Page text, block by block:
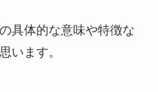
具体的な意味や特徴な
います。